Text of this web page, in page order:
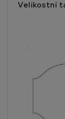
Velikostní